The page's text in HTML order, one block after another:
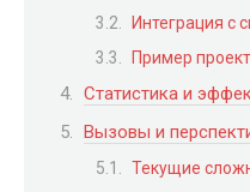
Интеграция с
Пример
Статистика и
Вызовы и
Текущие